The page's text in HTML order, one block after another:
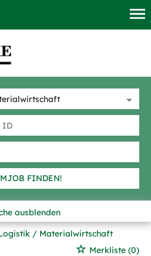
FINDEN!
ausblenden
/ Materialwirtschaft
Merkliste (0)